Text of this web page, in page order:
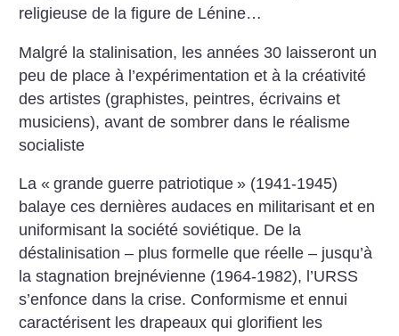
religieuse de la figure de Lénine…
Malgré la stalinisation, les années 30 laisseront un
peu de place à l’expérimentation et à la créativité
des artistes (graphistes, peintres, écrivains et
musiciens), avant de sombrer dans le réalisme
socialiste
La « grande guerre patriotique » (1941-1945)
balaye ces dernières audaces en militarisant et en
uniformisant la société soviétique. De la
déstalinisation – plus formelle que réelle – jusqu’à
la stagnation brejnévienne (1964-1982), l’URSS
s’enfonce dans la crise. Conformisme et ennui
caractérisent les drapeaux qui glorifient les